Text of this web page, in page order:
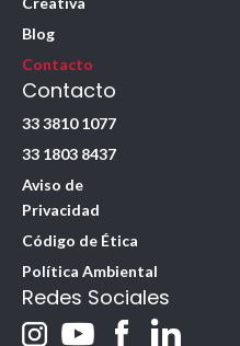
Blog
Contacto
Contacto
33 3810 1077
33 1803 8437
Aviso de
Privacidad
Código de Ética
Política Ambiental
Redes Sociales